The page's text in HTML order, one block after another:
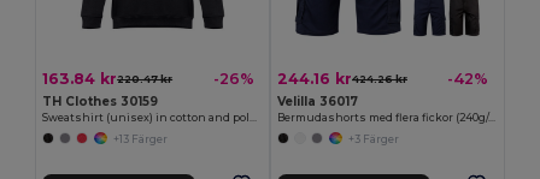
163.84 kr220.47 kr -26%
TH Clothes 30159
+13 Färger
244.16 kr424.26 kr -42%
Velilla 36017
Bermudashorts med flera fickor (240g/m²), i bomull (46%), EME (38%) och polyester (16%)
+3 Färger